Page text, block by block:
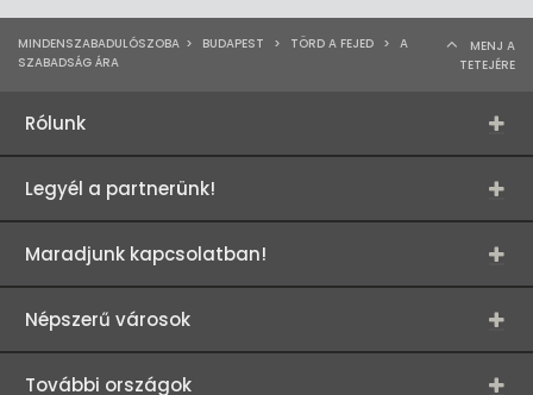
MINDENSZABADULÓSZOBA > BUDAPEST > TÖRD A FEJED > A
SZABADSÁG ÁRA
MENJ A
TETEJÉRE
Rólunk
Legyél a partnerünk!
Maradjunk kapcsolatban!
Népszerű városok
További országok